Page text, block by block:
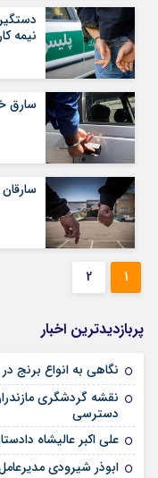
نیمه
سارق
1
2
پربازدیدترین اخبار
نگاهی به انواع برنج
دسترسی
علی‌ اکبر عالیشاه
ابوذر شیرودی